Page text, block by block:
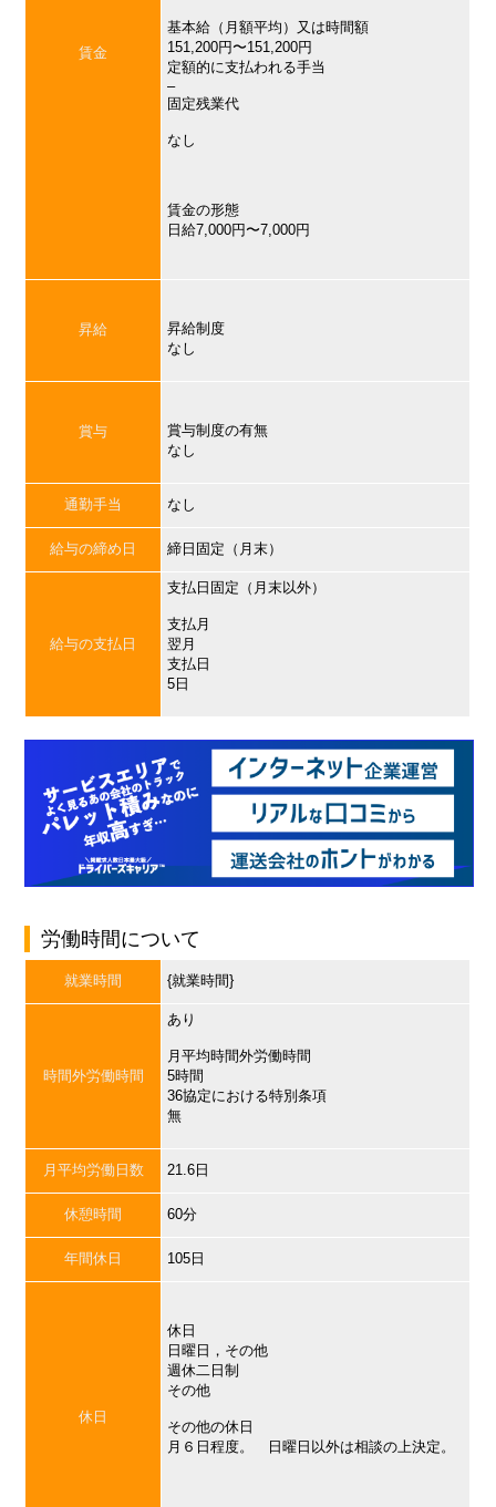
賃金
基本給（月額平均）又は時間額
151,200円〜151,200円
定額的に支払われる手当
–
固定残業代
なし
賃金の形態
日給7,000円〜7,000円
昇給
昇給制度
なし
賞与
賞与制度の有無
なし
通勤手当 なし
給与の締め日 締日固定（月末）
給与の支払日
支払日固定（月末以外）
支払月
翌月
支払日
5日
労働時間について
就業時間 {就業時間}
時間外労働時間
あり
月平均時間外労働時間
5時間
36協定における特別条項
無
月平均労働日数 21.6日
休憩時間 60分
年間休日 105日
休日
休日
日曜日，その他
週休二日制
その他
その他の休日
月６日程度。 日曜日以外は相談の上決定。